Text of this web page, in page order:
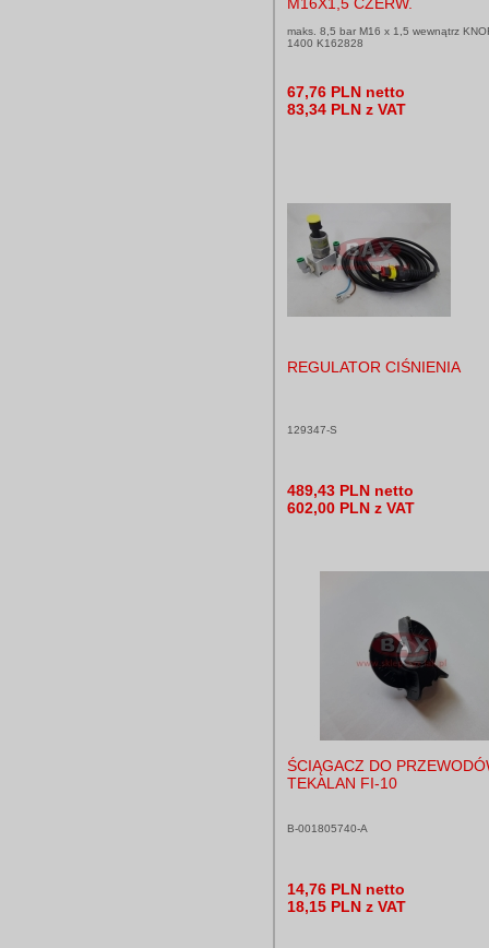
maks. 8,5 bar M16 x 1,5 wewnątrz
1400 K162828
67,76 PLN netto
83,34 PLN z VAT
REGULATOR CIŚNIENIA
129347-S
489,43 PLN netto
602,00 PLN z VAT
ŚCIĄGACZ DO
TEKALAN FI-10
B-001805740-A
14,76 PLN netto
18,15 PLN z VAT